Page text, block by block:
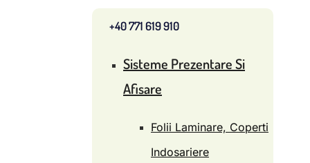
+40 771 619 910
Sisteme Prezentare Si
Afisare
Folii Laminare, Coperti
Indosariere